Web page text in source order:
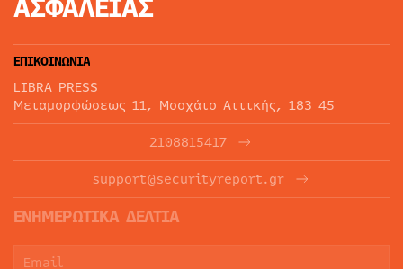
ΕΠΙΚΟΙΝΩΝΙΑ
LIBRA PRESS
Μεταμορφώσεως 11, Μοσχάτο Αττικής, 183 45
2108815417
support@securityreport.gr
ΕΝΗΜΕΡΩΤΙΚΑ ΔΕΛΤΙΑ